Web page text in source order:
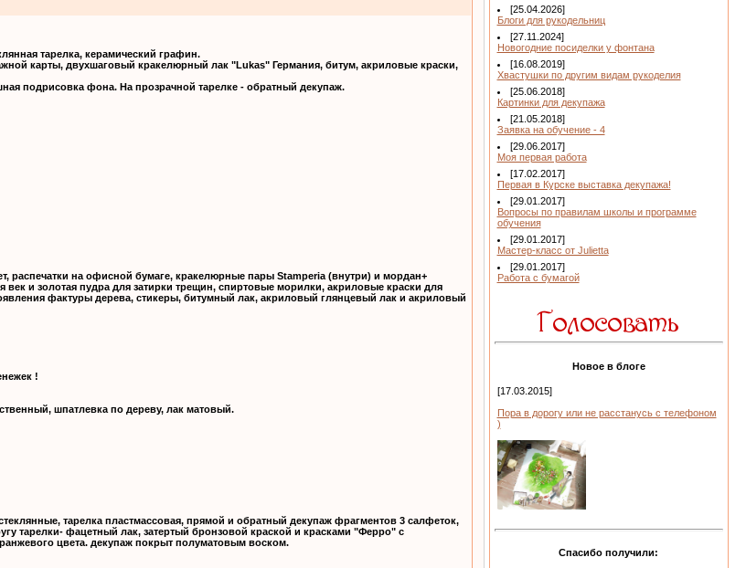
тарелка, керамический графин.
карты, двухшаговый кракелюрный лак "Lukas" Германия, битум, акриловые краски,
подрисовка фона. На прозрачной тарелке - обратный декупаж.
распечатки на офисной бумаге, кракелюрные пары Stamperia (внутри) и мордан+
и золотая пудра для затирки трещин, спиртовые морилки, акриловые краски для
фактуры дерева, стикеры, битумный лак, акриловый глянцевый лак и акриловый
!
шпатлевка по дереву, лак матовый.
тарелка пластмассовая, прямой и обратный декупаж фрагментов 3 салфеток,
тарелки- фацетный лак, затертый бронзовой краской и красками "Ферро" с
цвета. декупаж покрыт полуматовым воском.
[25.04.2026]
Блоги для рукодельниц
[27.11.2024]
Новогодние посиделки у фонтана
[16.08.2019]
Хвастушки по другим видам рукоделия
[25.06.2018]
Картинки для декупажа
[21.05.2018]
Заявка на обучение - 4
[29.06.2017]
Моя первая работа
[17.02.2017]
Первая в Курске выставка декупажа!
[29.01.2017]
Вопросы по правилам школы и программе
обучения
[29.01.2017]
Мастер-класс от Julietta
[29.01.2017]
Работа с бумагой
Новое в блоге
[17.03.2015]
Пора в дорогу или не расстанусь с телефоном
)
Спасибо получили: